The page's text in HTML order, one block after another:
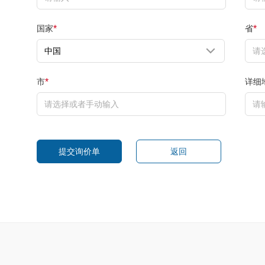
国家* 省*
市* 详细
提交询价单 返回